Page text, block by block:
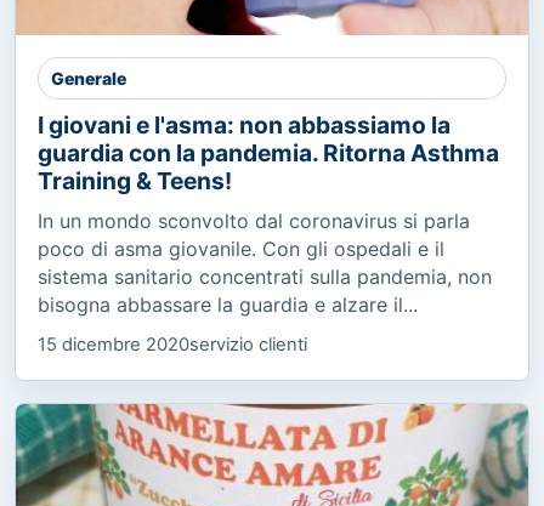
Generale
I giovani e l'asma: non abbassiamo la
guardia con la pandemia. Ritorna Asthma
Training & Teens!
In un mondo sconvolto dal coronavirus si parla
poco di asma giovanile. Con gli ospedali e il
sistema sanitario concentrati sulla pandemia, non
bisogna abbassare la guardia e alzare il...
15 dicembre 2020servizio clienti